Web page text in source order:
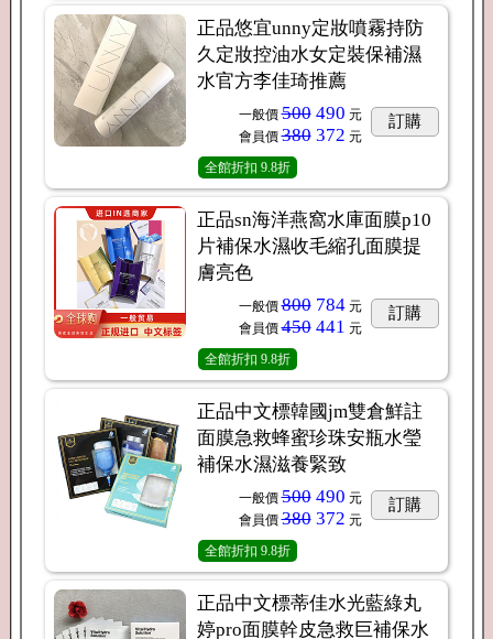
正品悠宜unny定妝噴霧持防
久定妝控油水女定裝保補濕
水官方李佳琦推薦
一般價 500490 元
會員價 380372 元
訂購
全館折扣 9.8折
正品sn海洋燕窩水庫面膜p10
片補保水濕收毛縮孔面膜提
膚亮色
一般價 800784元
會員價 450441 元
訂購
全館折扣 9.8折
正品中文標韓國jm雙倉鮮註
面膜急救蜂蜜珍珠安瓶水瑩
補保水濕滋養緊致
一般價 500490 元
會員價 380372 元
訂購
全館折扣 9.8折
正品中文標蒂佳水光藍綠丸
婷pro面膜幹皮急救巨補保水